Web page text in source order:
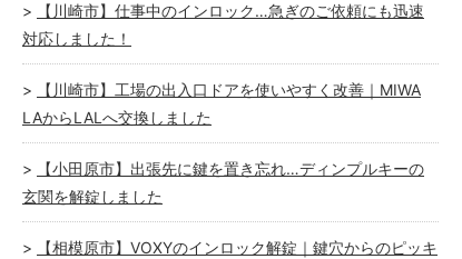
【川崎市】仕事中のインロック…急ぎのご依頼にも迅速
対応しました！
【川崎市】工場の出入口ドアを使いやすく改善｜MIWA
LAからLALへ交換しました
【小田原市】出張先に鍵を置き忘れ…ディンプルキーの
玄関を解錠しました
【相模原市】VOXYのインロック解錠｜鍵穴からのピッキ